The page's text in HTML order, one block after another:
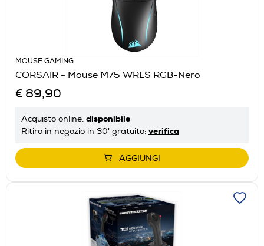
MOUSE GAMING
CORSAIR - Mouse M75 WRLS RGB-Nero
€ 89,90
Acquisto online: disponibile
Ritiro in negozio in 30' gratuito: verifica
AGGIUNGI